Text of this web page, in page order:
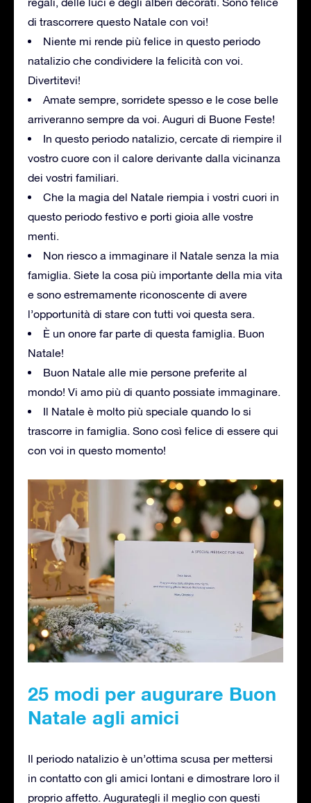
di trascorrere questo Natale con voi!
Niente mi rende più felice in questo periodo
natalizio che condividere la felicità con voi.
Divertitevi!
Amate sempre, sorridete spesso e le cose belle
arriveranno sempre da voi. Auguri di Buone Feste!
In questo periodo natalizio, cercate di riempire il
vostro cuore con il calore derivante dalla vicinanza
dei vostri familiari.
Che la magia del Natale riempia i vostri cuori in
questo periodo festivo e porti gioia alle vostre
menti.
Non riesco a immaginare il Natale senza la mia
famiglia. Siete la cosa più importante della mia vita
e sono estremamente riconoscente di avere
l’opportunità di stare con tutti voi questa sera.
È un onore far parte di questa famiglia. Buon
Natale!
Buon Natale alle mie persone preferite al
mondo! Vi amo più di quanto possiate immaginare.
Il Natale è molto più speciale quando lo si
trascorre in famiglia. Sono così felice di essere qui
con voi in questo momento!
25 modi per augurare Buon
Natale agli amici
Il periodo natalizio è un’ottima scusa per mettersi
in contatto con gli amici lontani e dimostrare loro il
proprio affetto. Augurategli il meglio con questi